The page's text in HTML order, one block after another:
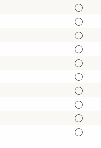
◯
◯
◯
◯
◯
◯
◯
◯
◯
◯